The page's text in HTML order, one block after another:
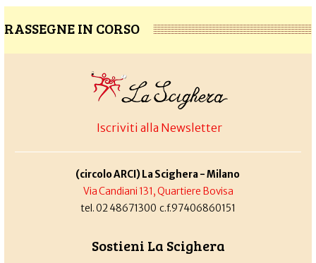
RASSEGNE IN CORSO
Iscriviti alla Newsletter
(circolo ARCI) La Scighera - Milano
Via Candiani 131, Quartiere Bovisa
tel. 02 48671300 c.f.97406860151
Sostieni La Scighera